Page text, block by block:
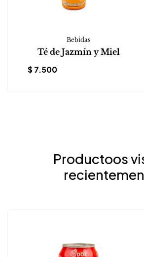
Bebidas
Té de Jazmín y Miel
$7.500
Productoos